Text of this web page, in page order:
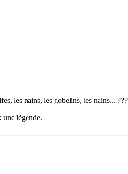
les nains, les gobelins, les nains... ???
une légende.